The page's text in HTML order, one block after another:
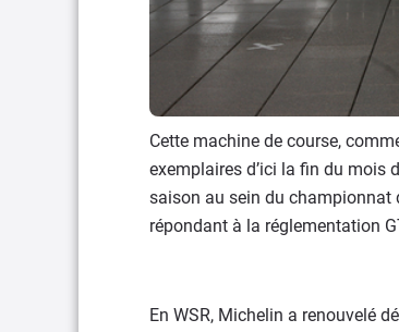
Cette machine de course,
exemplaires d’ici la fin du mois
saison au sein du championnat
répondant à la réglementation
En WSR, Michelin a renouvelé